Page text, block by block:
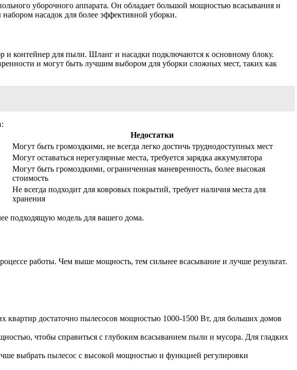
уборочного аппарата. Он обладает большой мощностью всасывания и
насадок для более эффективной уборки.
и контейнер для пыли. Шланг и насадки подключаются к основному блоку.
и могут быть лучшим выбором для уборки сложных мест, таких как
Недостатки
Могут быть громоздкими, не всегда легко достичь труднодоступных мест
Могут оставаться нерегулярные места, требуется зарядка аккумулятора
Могут быть громоздкими, ограниченная маневренность, более высокая
стоимость
Не всегда подходит для ковровых покрытий, требует наличия места для
хранения
подходящую модель для вашего дома.
работы. Чем выше мощность, тем сильнее всасывание и лучше результат.
достаточно пылесосов мощностью 1000-1500 Вт, для больших домов
чтобы справиться с глубоким всасыванием пыли и мусора. Для гладких
выбрать пылесос с высокой мощностью и функцией регулировки